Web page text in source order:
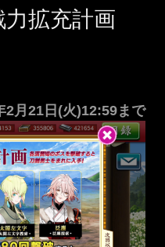
力拡充計画
2月21日(火)12:59まで